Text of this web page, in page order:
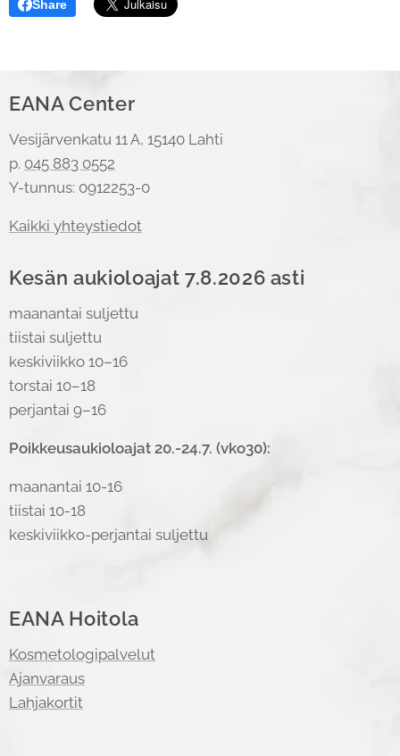
Share
EANA Center
Vesijärvenkatu 11 A, 15140 Lahti
p. 045 883 0552
Y-tunnus: 0912253-0
Kaikki yhteystiedot
Kesän aukioloajat 7.8.2026 asti
maanantai suljettu
tiistai suljettu
keskiviikko 10–16
torstai 10–18
perjantai 9–16
Poikkeusaukioloajat 20.-24.7. (vko30):
maanantai 10-16
tiistai 10-18
keskiviikko-perjantai suljettu
EANA Hoitola
Kosmetologipalvelut
Ajanvaraus
Lahjakortit